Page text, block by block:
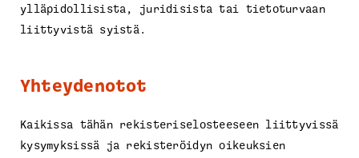
ylläpidollisista, juridisista tai tietoturvaan
liittyvistä syistä.
Yhteydenotot
Kaikissa tähän rekisteriselosteeseen liittyvissä
kysymyksissä ja rekisteröidyn oikeuksien